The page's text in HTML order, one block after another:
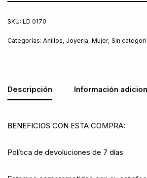
SKU: LD 0170
Categorías: Anillos, Joyeria, Mujer, Sin
Descripción Información
BENEFICIOS CON ESTA COMPRA:
Política de devoluciones de 7 días